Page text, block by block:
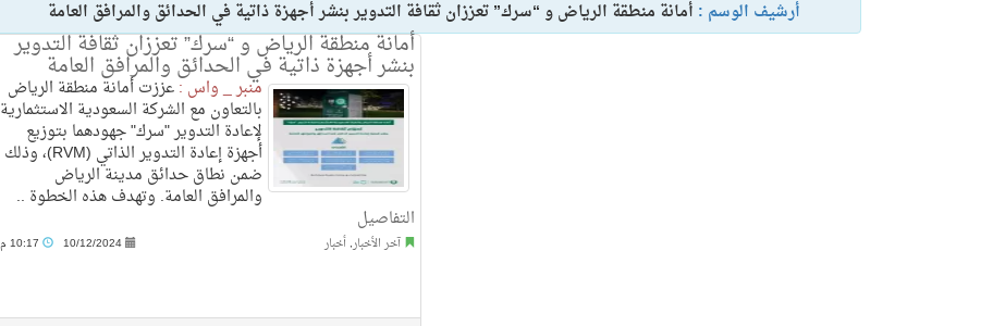
أرشيف الوسم : أمانة منطقة الرياض و “سرك” تعززان ثقافة التدوير بنشر أجهزة ذاتية في الحدائق والمرافق العامة
أمانة منطقة الرياض و “سرك” تعززان ثقافة التدوير
بنشر أجهزة ذاتية في الحدائق والمرافق العامة
منبر _ واس :عززت أمانة منطقة الرياض
بالتعاون مع الشركة السعودية الاستثمارية
لإعادة التدوير "سرك" جهودهما بتوزيع
أجهزة إعادة التدوير الذاتي (RVM)، وذلك
ضمن نطاق حدائق مدينة الرياض
والمرافق العامة. وتهدف هذه الخطوة ..
التفاصيل
آخر الأخبار,أخبار 10/12/2024